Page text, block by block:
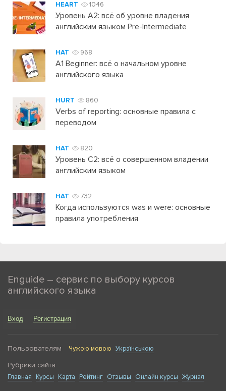
HEART 1046
Уровень А2: всё об уровне владения
английским языком Pre-Intermediate
HAT 968
A1 Beginner: всё о начальном уровне
английского языка
HURT 860
Verbs of reporting: основные правила с
переводом
HAT 820
Уровень C2: всё о совершенном владении
английским языком
HAT 732
Когда используются was и were: основные
правила употребления
Enguide – сервис по выбору курсов
английского языка
Вход Регистрация
Пользователям Чужою мовою Українською
Рубрики сайта
Главная Курсы Карта Рейтинг Отзывы Онлайн курсы Журнал